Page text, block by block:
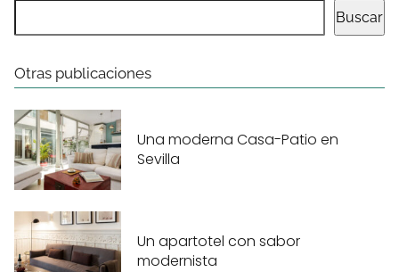
Buscar
Otras publicaciones
Una moderna Casa-Patio en
Sevilla
Un apartotel con sabor
modernista